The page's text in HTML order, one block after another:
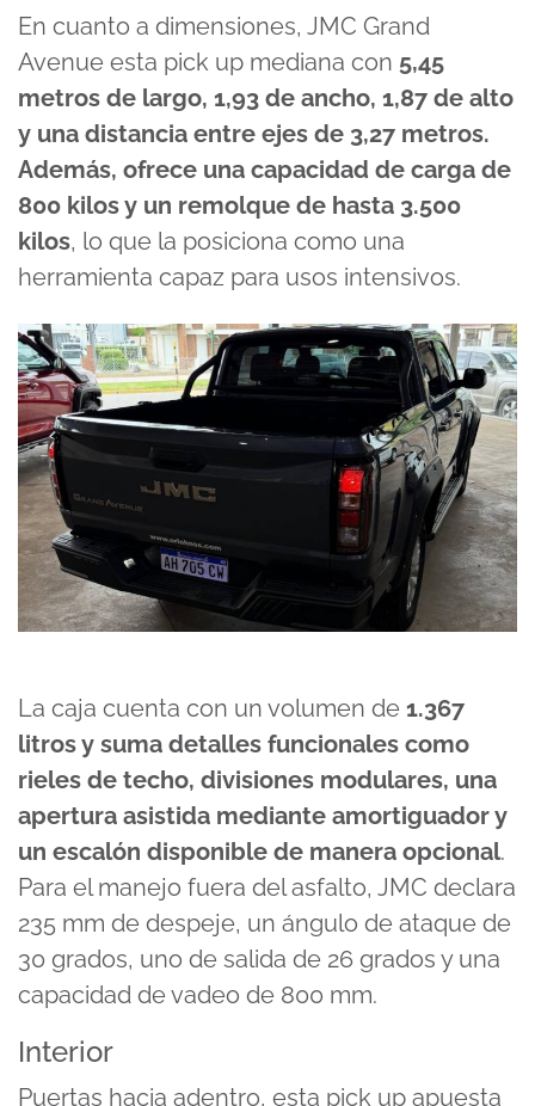
En cuanto a dimensiones, JMC Grand
Avenue esta pick up mediana con 5,45
metros de largo, 1,93 de ancho, 1,87 de alto
y una distancia entre ejes de 3,27 metros.
Además, ofrece una capacidad de carga de
800 kilos y un remolque de hasta 3.500
kilos, lo que la posiciona como una
herramienta capaz para usos intensivos.
La caja cuenta con un volumen de 1.367
litros y suma detalles funcionales como
rieles de techo, divisiones modulares, una
apertura asistida mediante amortiguador y
un escalón disponible de manera opcional.
Para el manejo fuera del asfalto, JMC declara
235 mm de despeje, un ángulo de ataque de
30 grados, uno de salida de 26 grados y una
capacidad de vadeo de 800 mm.
Interior
Puertas hacia adentro, esta pick up apuesta